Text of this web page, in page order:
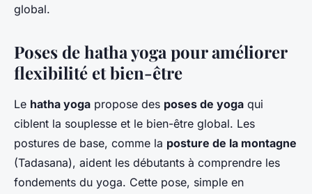
global.
Poses de hatha yoga pour améliorer
flexibilité et bien-être
Le hatha yoga propose des poses de yoga qui
ciblent la souplesse et le bien-être global. Les
postures de base, comme la posture de la montagne
(Tadasana), aident les débutants à comprendre les
fondements du yoga. Cette pose, simple en